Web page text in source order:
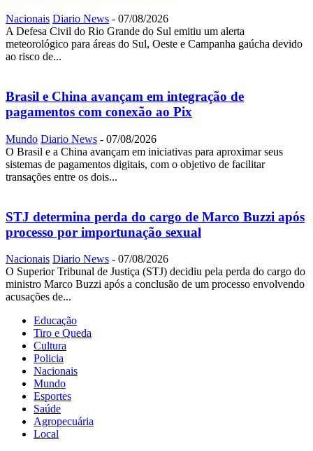
Nacionais Diario News - 07/08/2026
A Defesa Civil do Rio Grande do Sul emitiu um alerta
meteorológico para áreas do Sul, Oeste e Campanha gaúcha devido
ao risco de...
Brasil e China avançam em integração de
pagamentos com conexão ao Pix
Mundo Diario News - 07/08/2026
O Brasil e a China avançam em iniciativas para aproximar seus
sistemas de pagamentos digitais, com o objetivo de facilitar
transações entre os dois...
STJ determina perda do cargo de Marco Buzzi após
processo por importunação sexual
Nacionais Diario News - 07/08/2026
O Superior Tribunal de Justiça (STJ) decidiu pela perda do cargo do
ministro Marco Buzzi após a conclusão de um processo envolvendo
acusações de...
Educação
Tiro e Queda
Cultura
Policia
Nacionais
Mundo
Esportes
Saúde
Agropecuária
Local